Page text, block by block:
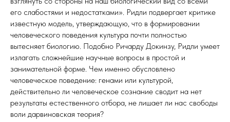
его слабостями и недостатками». Ридли подвергает критике
известную модель, утверждающую, что в формировании
человеческого поведения культура почти полностью
вытесняет биологию. Подобно Ричарду Докинзу, Ридли умеет
излагать сложнейшие научные вопросы в простой и
занимательной форме. Чем именно обусловлено
человеческое поведение: генами или культурой,
действительно ли человеческое сознание сводит на нет
результаты естественного отбора, не лишает ли нас свободы
воли дарвиновская теория?